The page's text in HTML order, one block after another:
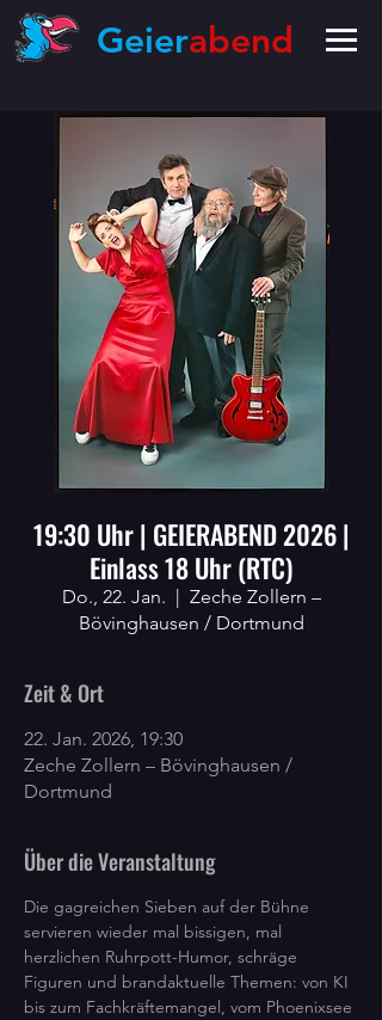
Geierabend
19:30 Uhr | GEIERABEND 2026 |
Einlass 18 Uhr (RTC)
Do., 22. Jan.
  |
Zeche Zollern –
Bövinghausen / Dortmund
Zeit & Ort
22. Jan. 2026, 19:30
Zeche Zollern – Bövinghausen /
Dortmund
Über die Veranstaltung
Die gagreichen Sieben auf der Bühne
servieren wieder mal bissigen, mal
herzlichen Ruhrpott-Humor, schräge
Figuren und brandaktuelle Themen: von KI
bis zum Fachkräftemangel, vom Phoenixsee